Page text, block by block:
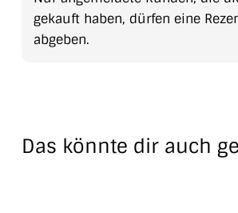
gekauft haben, dürfen eine
abgeben.
Das könnte dir auch